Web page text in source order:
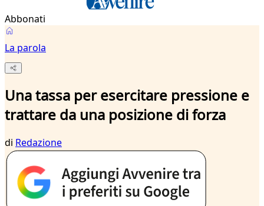
Abbonati
La parola
Una tassa per esercitare pressione e
trattare da una posizione di forza
di Redazione